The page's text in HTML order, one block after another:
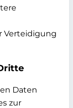
Verteidigung
Daten
zur